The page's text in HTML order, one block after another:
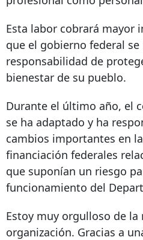
Esta labor cobrará mayor
que el gobierno federal
responsabilidad de
bienestar de su pueblo.
Durante el último año, el
se ha adaptado y ha
cambios importantes en
financiación federales
que suponían un riesgo
funcionamiento del
Estoy muy orgulloso de la
organización. Gracias a